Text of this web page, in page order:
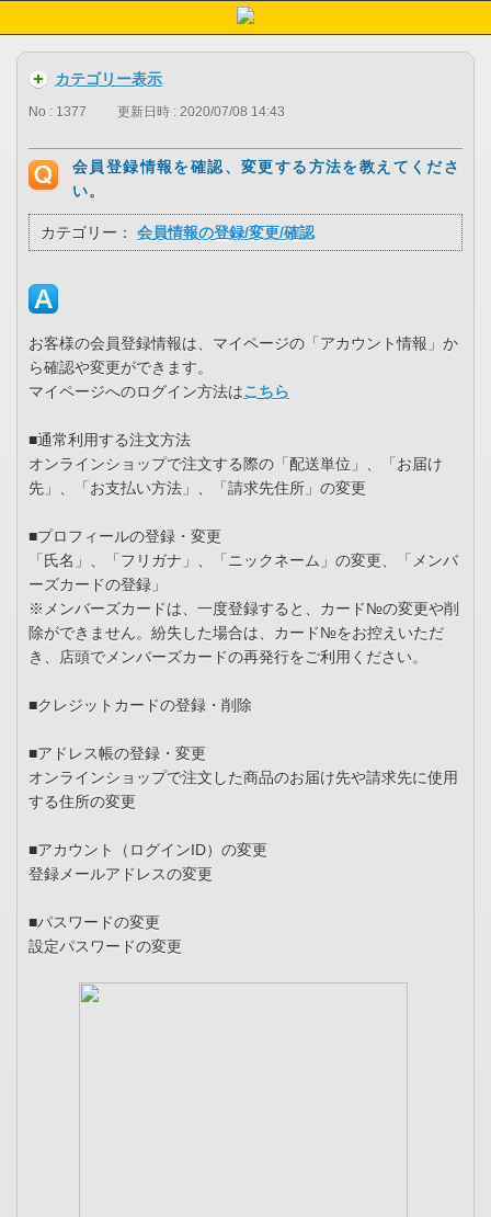
カテゴリー表示
No : 1377 更新日時 : 2020/07/08 14:43
会員登録情報を確認、変更する方法を教えてくださ
い。
カテゴリー： 会員情報の登録/変更/確認
お客様の会員登録情報は、マイページの「アカウント情報」か
ら確認や変更ができます。
マイページへのログイン方法はこちら
■通常利用する注文方法
オンラインショップで注文する際の「配送単位」、「お届け
先」、「お支払い方法」、「請求先住所」の変更
■プロフィールの登録・変更
「氏名」、「フリガナ」、「ニックネーム」の変更、「メンバ
ーズカードの登録」
※メンバーズカードは、一度登録すると、カード№の変更や削
除ができません。紛失した場合は、カード№をお控えいただ
き、店頭でメンバーズカードの再発行をご利用ください。
■クレジットカードの登録・削除
■アドレス帳の登録・変更
オンラインショップで注文した商品のお届け先や請求先に使用
する住所の変更
■アカウント（ログインID）の変更
登録メールアドレスの変更
■パスワードの変更
設定パスワードの変更